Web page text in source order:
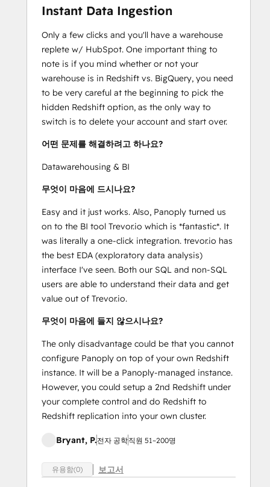
Instant Data Ingestion
Only a few clicks and you'll have a warehouse
replete w/ HubSpot. One important thing to
note is if you mind whether or not your
warehouse is in Redshift vs. BigQuery, you need
to be very careful at the beginning to pick the
hidden Redshift option, as the only way to
switch is to delete your account and start over.
어떤 문제를 해결하려고 하나요?
Datawarehousing & BI
무엇이 마음에 드시나요?
Easy and it just works. Also, Panoply turned us
on to the BI tool Trevor.io which is *fantastic*. It
was literally a one-click integration. trevor.io has
the best EDA (exploratory data analysis)
interface I've seen. Both our SQL and non-SQL
users are able to understand their data and get
value out of Trevor.io.
무엇이 마음에 들지 않으시나요?
The only disadvantage could be that you cannot
configure Panoply on top of your own Redshift
instance. It will be a Panoply-managed instance.
However, you could setup a 2nd Redshift under
your complete control and do Redshift to
Redshift replication into your own cluster.
Bryant, P.전자 공학직원 51~200명
유용함(0) 보고서